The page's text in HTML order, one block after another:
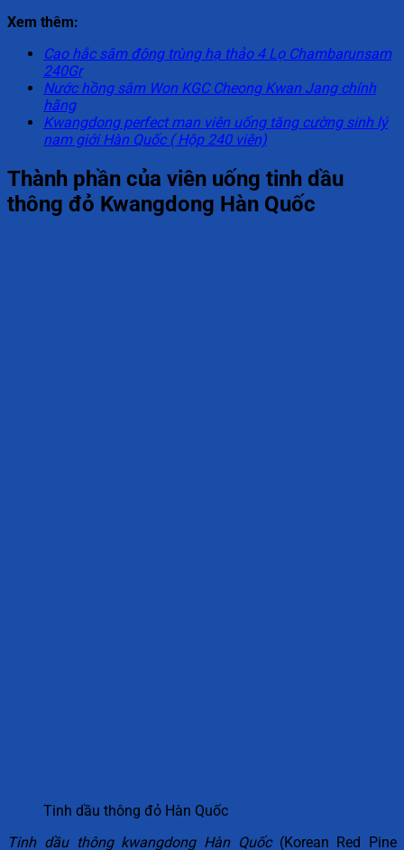
Xem thêm:
Cao hắc sâm đông trùng hạ thảo 4 Lọ Chambarunsam
240Gr
Nước hồng sâm Won KGC Cheong Kwan Jang chính
hãng
Kwangdong perfect man viên uống tăng cường sinh lý
nam giới Hàn Quốc ( Hộp 240 viên)
Thành phần của viên uống tinh dầu
thông đỏ Kwangdong Hàn Quốc
Tinh dầu thông đỏ Hàn Quốc
Tinh dầu thông kwangdong Hàn Quốc(Korean Red Pine